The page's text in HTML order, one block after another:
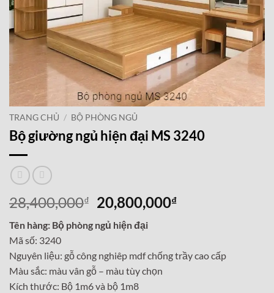
TRANG CHỦ / BỘ PHÒNG NGỦ
Bộ giường ngủ hiện đại MS 3240
28,400,000₫
Giá
gốc
là:
20,800,000₫Giá
20,800,000₫.
Tên hàng: Bộ phòng ngủ hiện đại
Mã số: 3240
Nguyên liệu: gỗ công nghiêp mdf chống trầy cao cấp
Màu sắc: màu vân gỗ – màu tùy chọn
Kích thước: Bộ 1m6 và bộ 1m8